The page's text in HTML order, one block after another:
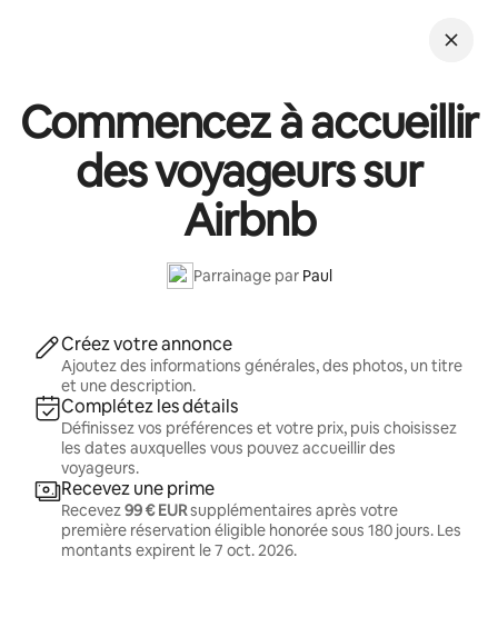
Commencez à accueillir
des voyageurs sur
Airbnb
Parrainage par Paul
Créez votre annonce
Ajoutez des informations générales, des photos, un titre
et une description.
Complétez les détails
Définissez vos préférences et votre prix, puis choisissez
les dates auxquelles vous pouvez accueillir des
voyageurs.
Recevez une prime
Recevez99 € EURsupplémentaires après votre
première réservation éligible honorée sous 180 jours. Les
montants expirent le7 oct. 2026.